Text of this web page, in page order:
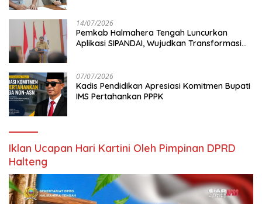
14/07/2026
Pemkab Halmahera Tengah Luncurkan
Aplikasi SIPANDAI, Wujudkan Transformasi
07/07/2026
Kadis Pendidikan Apresiasi Komitmen Bupati
IMS Pertahankan PPPK
Iklan Ucapan Hari Kartini Oleh Pimpinan DPRD
Halteng